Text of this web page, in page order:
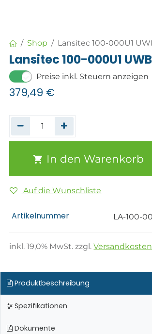
Shop Lansitec 100-000U1
Lansitec 100-000U1
Preise inkl. Steuern anzeigen
379,49 €
In den Warenkorb
Auf die Wunschliste
Artikelnummer LA-100-
inkl.19,0% MwSt. zzgl.Versandkosten
Produktbeschreibung
Spezifikationen
Dokumente